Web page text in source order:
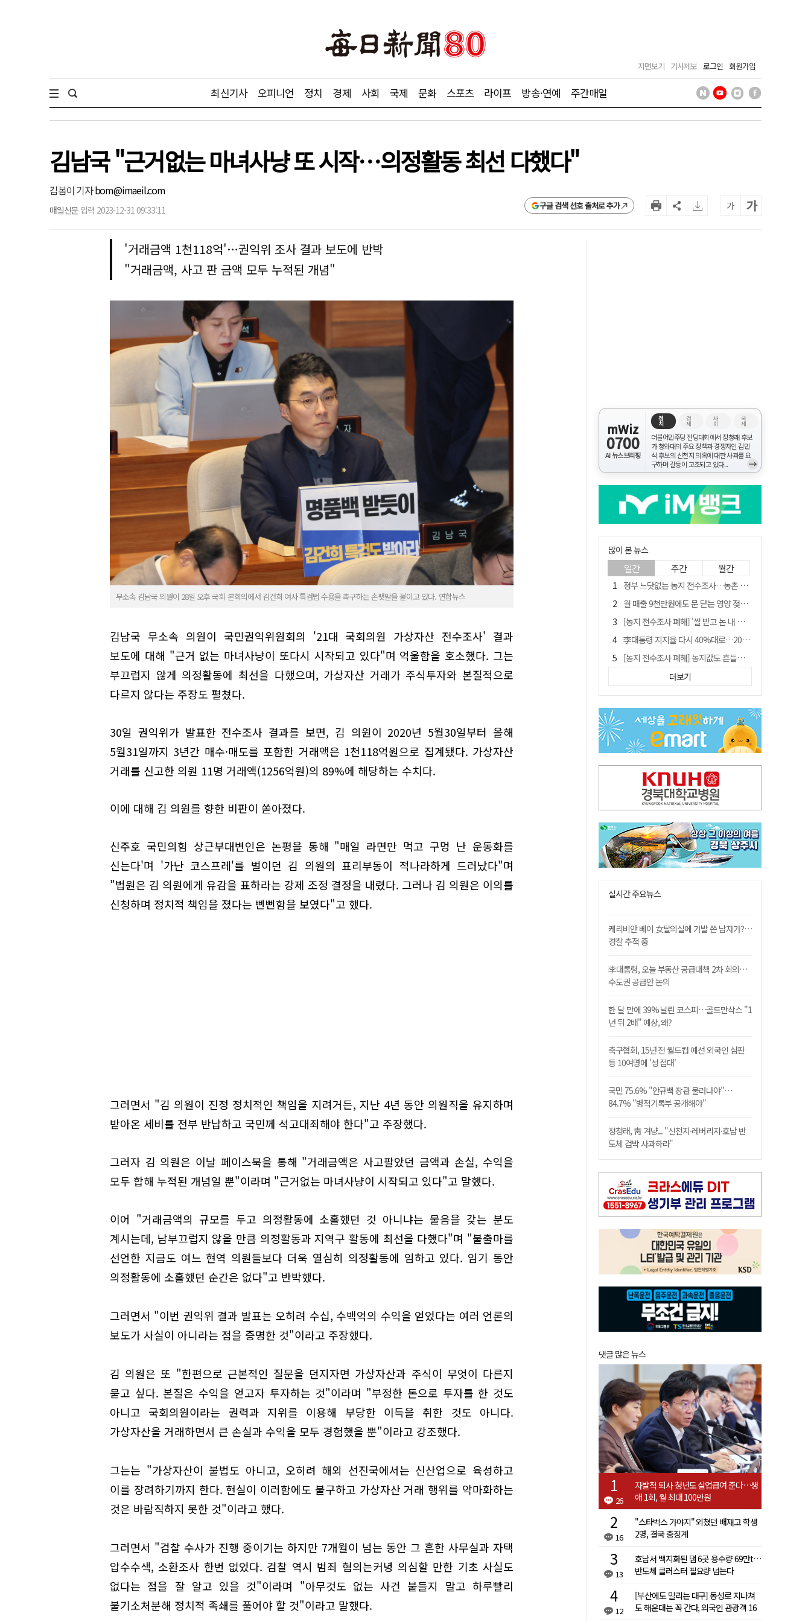
지면보기 기사제보 로그인 회원가입
최신기사 오피니언 정치 경제 사회 국제 문화 스포츠 라이프 방송·연예 주간매일
김남국 "근거없는 마녀사냥 또 시작…의정활동 최선 다했다"
김봄이 기자bom@imaeil.com
매일신문 입력 2023-12-31 09:33:11 구글 검색 선호 출처로 추가 가 가
'거래금액 1천118억'…권익위 조사 결과 보도에 반박
"거래금액, 사고 판 금액 모두 누적된 개념"
무소속 김남국 의원이 28일 오후 국회 본회의에서 김건희 여사 특검법 수용을 촉구하는 손팻말을 붙이고 있다. 연합뉴스
김남국 무소속 의원이 국민권익위원회의 '21대 국회의원 가상자산 전수조사' 결과
보도에 대해 "근거 없는 마녀사냥이 또다시 시작되고 있다"며 억울함을 호소했다. 그는
부끄럽지 않게 의정활동에 최선을 다했으며, 가상자산 거래가 주식투자와 본질적으로
다르지 않다는 주장도 펼쳤다.
30일 권익위가 발표한 전수조사 결과를 보면, 김 의원이 2020년 5월30일부터 올해
5월31일까지 3년간 매수·매도를 포함한 거래액은 1천118억원으로 집계됐다. 가상자산
거래를 신고한 의원 11명 거래액(1256억원)의 89%에 해당하는 수치다.
이에 대해 김 의원를 향한 비판이 쏟아졌다.
신주호 국민의힘 상근부대변인은 논평을 통해 "매일 라면만 먹고 구멍 난 운동화를
신는다'며 '가난 코스프레'를 벌이던 김 의원의 표리부동이 적나라하게 드러났다"며
"법원은 김 의원에게 유감을 표하라는 강제 조정 결정을 내렸다. 그러나 김 의원은 이의를
신청하며 정치적 책임을 졌다는 뻔뻔함을 보였다"고 했다.
그러면서 "김 의원이 진정 정치적인 책임을 지려거든, 지난 4년 동안 의원직을 유지하며
받아온 세비를 전부 반납하고 국민께 석고대죄해야 한다"고 주장했다.
그러자 김 의원은 이날 페이스북을 통해 "거래금액은 사고팔았던 금액과 손실, 수익을
모두 합해 누적된 개념일 뿐"이라며 "근거없는 마녀사냥이 시작되고 있다"고 말했다.
이어 "거래금액의 규모를 두고 의정활동에 소홀했던 것 아니냐는 물음을 갖는 분도
계시는데, 남부끄럽지 않을 만큼 의정활동과 지역구 활동에 최선을 다했다"며 "불출마를
선언한 지금도 여느 현역 의원들보다 더욱 열심히 의정활동에 임하고 있다. 임기 동안
의정활동에 소홀했던 순간은 없다"고 반박했다.
그러면서 "이번 권익위 결과 발표는 오히려 수십, 수백억의 수익을 얻었다는 여러 언론의
보도가 사실이 아니라는 점을 증명한 것"이라고 주장했다.
김 의원은 또 "한편으로 근본적인 질문을 던지자면 가상자산과 주식이 무엇이 다른지
묻고 싶다. 본질은 수익을 얻고자 투자하는 것"이라며 "부정한 돈으로 투자를 한 것도
아니고 국회의원이라는 권력과 지위를 이용해 부당한 이득을 취한 것도 아니다.
가상자산을 거래하면서 큰 손실과 수익을 모두 경험했을 뿐"이라고 강조했다.
그는는 "가상자산이 불법도 아니고, 오히려 해외 선진국에서는 신산업으로 육성하고
이를 장려하기까지 한다. 현실이 이러함에도 불구하고 가상자산 거래 행위를 악마화하는
것은 바람직하지 못한 것"이라고 했다.
그러면서 "검찰 수사가 진행 중이기는 하지만 7개월이 넘는 동안 그 흔한 사무실과 자택
압수수색, 소환조사 한번 없었다. 검찰 역시 범죄 혐의는커녕 의심할 만한 기초 사실도
없다는 점을 잘 알고 있을 것"이라며 "아무것도 없는 사건 붙들지 말고 하루빨리
불기소처분해 정치적 족쇄를 풀어야 할 것"이라고 말했다.
mWiz
0700
AI 뉴스브리핑
정
치
경
제
사
회
국
제
더불어민주당 전당대회에서 정청래 후보
가 청와대의 주요 정책과 경쟁자인 김민
석 후보의 신천지 의혹에 대한 사과를 요
구하며 갈등이 고조되고 있다...
→
많이 본 뉴스
일간 주간 월간
정부 느닷없는 농지 전수조사…농촌 들쑤시는 '경자유전'의 칼날
월 매출 9천만원에도 문 닫는 영양 젖소농장… "일할 사람이 없어"
[농지 전수조사 폐해] '쌀 받고 논 내 준' 도지농 이제 어쩌나?
李대통령 지지율 다시 40%대로…20대는 18.8%p 급락
[농지 전수조사 폐해] 농지값도 흔들리나…"도지 막히면 헐값 매물 나올 수도"
유승민 "尹 졸업한 서울대 법대·충암고도 없애야"…李 육사 통합 직격
국민 51.9% "李 대통령 재판 재개 필요하다"
경북 영천시, 9월부터 11월까지 반값 여행 혜택 제공
아쉬운 태클
더보기
실시간 주요뉴스
케리비안 베이 女탈의실에 가발 쓴 남자가?…
경찰 추적 중
李대통령, 오늘 부동산 공급대책 2차 회의…
수도권 공급안 논의
한 달 만에 39% 날린 코스피…골드만삭스 "1
년 뒤 2배" 예상, 왜?
축구협회, 15년 전 월드컵 예선 외국인 심판
등 10여명에 '성 접대'
국민 75.6% "안규백 장관 물러나야"…
84.7% "병적기록부 공개해야"
정청래, 靑 겨냥... "신천지·레버리지·호남 반
도체 겁박 사과하라"
댓글 많은 뉴스
26
자발적 퇴사 청년도 실업급여 준다…생
애 1회, 월 최대 100만원
16
"스타벅스 가야지" 외쳤던 배재고 학생
2명, 결국 중징계
13
호남서 백지화된 댐 6곳 용수량 69만t…
반도체 클러스터 필요량 넘는다
12
[부산에도 밀리는 대구] 동성로 지나쳐
도 해운대는 꼭 간다, 외국인 관광객 16